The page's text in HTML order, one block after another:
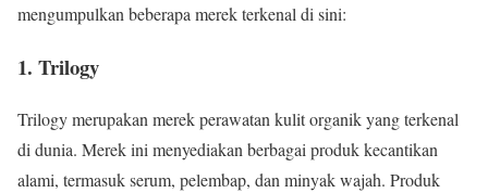
mengumpulkan beberapa merek terkenal di sini:
1. Trilogy
Trilogy merupakan merek perawatan kulit organik yang terkenal
di dunia. Merek ini menyediakan berbagai produk kecantikan
alami, termasuk serum, pelembap, dan minyak wajah. Produk